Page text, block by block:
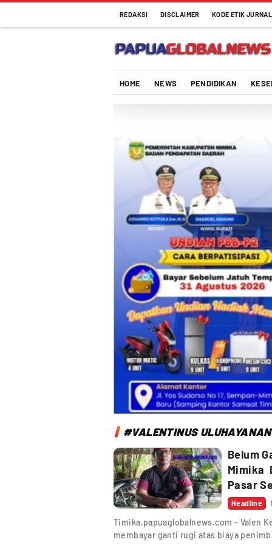
REDAKSI DISCLAIMER KODE ETIK
Papuaglobalnews.com
Menulis Fakta dengan Hati Bening
HOME NEWS PENDIDIKAN
#VALENTINUS ULUHAYANAN
Belum
Mimika
Pasar
Headline
Timika,papuaglobalnews.com – Valen
membayar ganti rugi atas biaya